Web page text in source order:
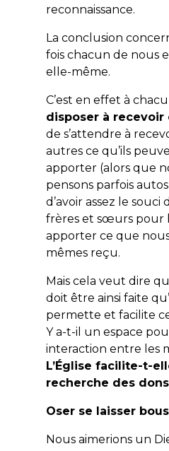
reconnaissance.
La conclusion
fois chacun de nous
elle-même.
C’est en effet à
disposer à recevoir
de s’attendre à
autres ce qu’ils
apporter (alors que
pensons parfois
d’avoir assez le souci
frères et sœurs pour
apporter ce que
mêmes reçu.
Mais cela veut dire
doit être ainsi faite
permette et facilite
Y a-t-il un espace
interaction entre les
L’Église facilite-t-
recherche des dons
Oser se laisser
Nous aimerions un